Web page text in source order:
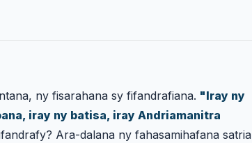
ny fisarahana sy fifandrafiana. "Iray ny
iray ny batisa, iray Andriamanitra
Ara-dalana ny fahasamihafana satria